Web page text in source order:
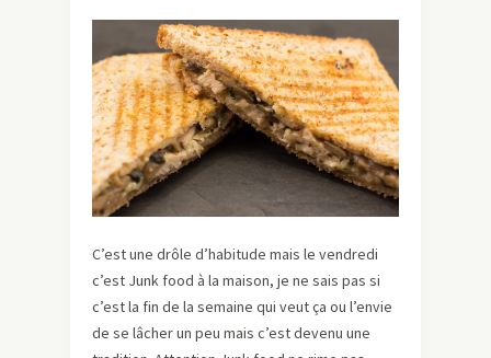
C’est une drôle d’habitude mais le vendredi
c’est Junk food à la maison, je ne sais pas si
c’est la fin de la semaine qui veut ça ou l’envie
de se lâcher un peu mais c’est devenu une